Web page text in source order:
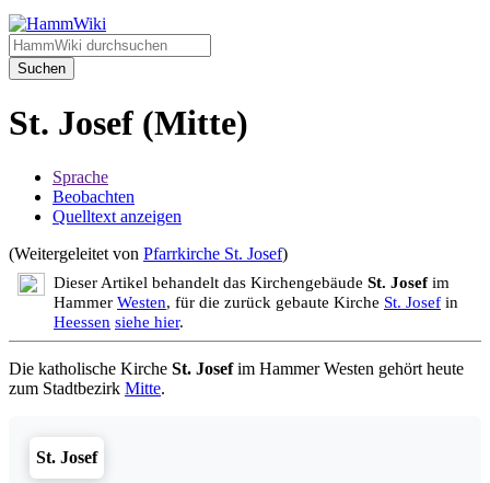
Suchen
St. Josef (Mitte)
Sprache
Beobachten
Quelltext anzeigen
(Weitergeleitet von Pfarrkirche St. Josef)
Dieser Artikel behandelt das Kirchengebäude St. Josefim
Hammer Westen, für die zurück gebaute Kirche St. Josef in
Heessen siehe hier.
Die katholische Kirche St. Josefim Hammer Westen gehört heute
zum Stadtbezirk Mitte.
St. Josef